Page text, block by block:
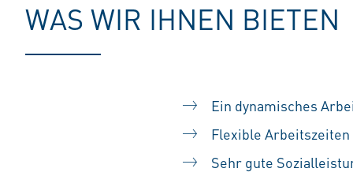
WAS WIR IHNEN BIETEN
Ein dynamisches
Flexible
Sehr gute